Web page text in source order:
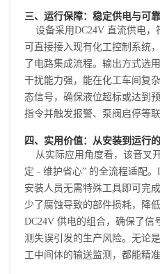
三、运行保障：稳定供电与可
设备采用DC24V 直流供电，
可直接接入现有化工控制系统
了电路集成流程。输出方式选
干扰能力强，能在化工车间复
态信号，确保液位超标或达到
指令并触发报警、泵阀启停等联
四、实用价值：从安装到运行
从实际应用角度看，该音叉
定 - 维护省心” 的全流程适配
安装人员无需特殊工具即可完
少了腐蚀导致的部件损耗，降
DC24V 供电的组合，确保了信
测失误引发的生产风险。无论
工中间体的输送监测，都能精准